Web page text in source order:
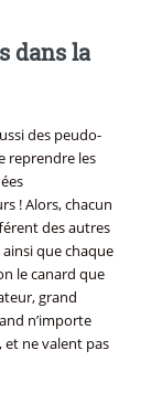
dans la
des peudo-
reprendre les
! Alors, chacun
des autres
que chaque
le canard que
grand
n’importe
et ne valent pas